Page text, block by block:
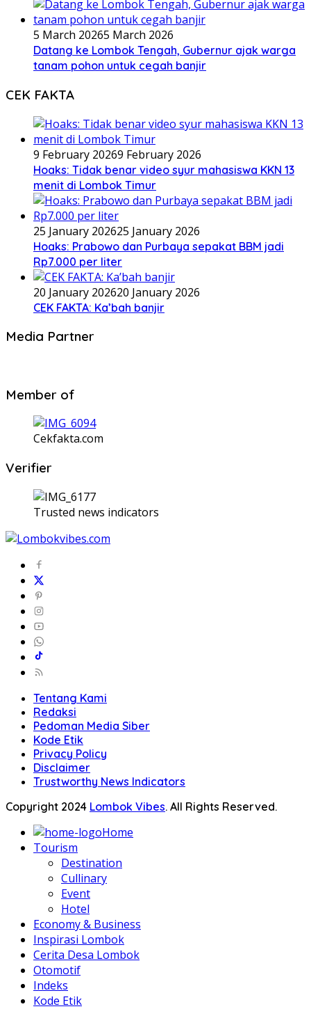
5 March 20265 March 2026
Datang ke Lombok Tengah, Gubernur ajak warga
tanam pohon untuk cegah banjir
CEK FAKTA
9 February 20269 February 2026
Hoaks: Tidak benar video syur mahasiswa KKN 13
menit di Lombok Timur
25 January 202625 January 2026
Hoaks: Prabowo dan Purbaya sepakat BBM jadi
Rp7.000 per liter
20 January 202620 January 2026
CEK FAKTA: Ka’bah banjir
Media Partner
Member of
Cekfakta.com
Verifier
Trusted news indicators
Tentang Kami
Redaksi
Pedoman Media Siber
Kode Etik
Privacy Policy
Disclaimer
Trustworthy News Indicators
Copyright 2024 Lombok Vibes. All Rights Reserved.
Home
Tourism
Destination
Cullinary
Event
Hotel
Economy & Business
Inspirasi Lombok
Cerita Desa Lombok
Otomotif
Indeks
Kode Etik